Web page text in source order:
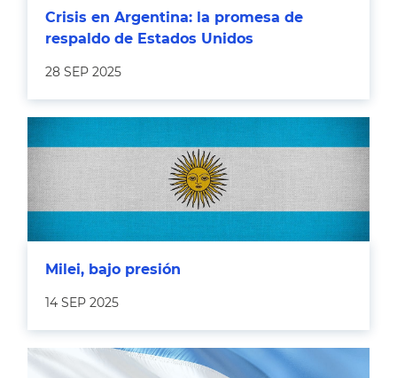
Crisis en Argentina: la promesa de
respaldo de Estados Unidos
28 SEP 2025
Milei, bajo presión
14 SEP 2025